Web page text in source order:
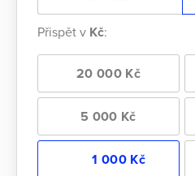
Přispět v Kč:
20 000 Kč
5 000 Kč
1 000 Kč